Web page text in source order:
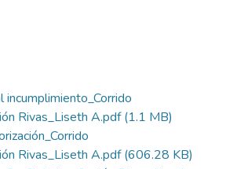
incumplimiento_Corrido
Rivas_Liseth A.pdf(1.1 MB)
Rivas_Liseth A.pdf(606.28 KB)